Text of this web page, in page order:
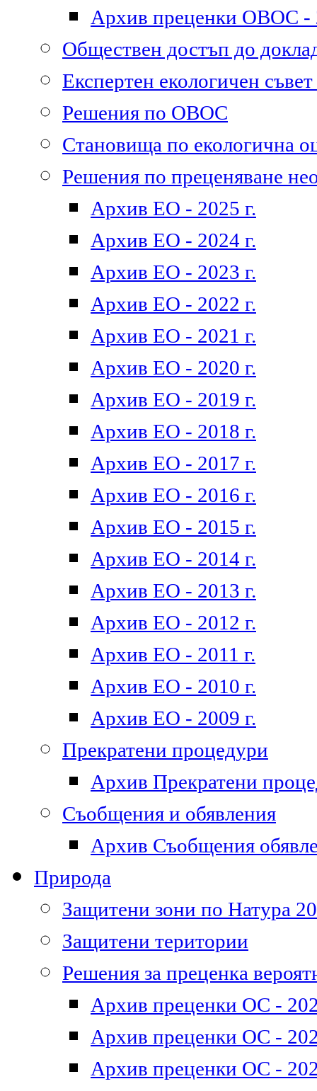
Архив преценки ОВОС -
Обществен достъп до
Експертен екологичен
Решения по ОВОС
Становища по екологична
Решения по преценяване
Архив ЕО - 2025 г.
Архив ЕО - 2024 г.
Архив ЕО - 2023 г.
Архив ЕО - 2022 г.
Архив ЕО - 2021 г.
Архив ЕО - 2020 г.
Архив ЕО - 2019 г.
Архив ЕО - 2018 г.
Архив ЕО - 2017 г.
Архив ЕО - 2016 г.
Архив ЕО - 2015 г.
Архив ЕО - 2014 г.
Архив ЕО - 2013 г.
Архив ЕО - 2012 г.
Архив ЕО - 2011 г.
Архив ЕО - 2010 г.
Архив ЕО - 2009 г.
Прекратени процедури
Архив Прекратени
Съобщения и обявления
Архив Съобщения
Природа
Защитени зони по Натура
Защитени територии
Решения за преценка
Архив преценки ОС -
Архив преценки ОС -
Архив преценки ОС -